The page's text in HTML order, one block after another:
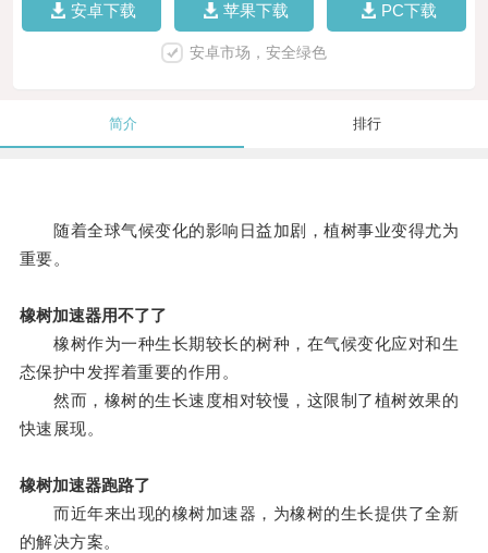
安卓下载 苹果下载 PC下载
安卓市场，安全绿色
简介 排行
随着全球气候变化的影响日益加剧，植树事业变得尤为
重要。
橡树加速器用不了了
橡树作为一种生长期较长的树种，在气候变化应对和生
态保护中发挥着重要的作用。
然而，橡树的生长速度相对较慢，这限制了植树效果的
快速展现。
橡树加速器跑路了
而近年来出现的橡树加速器，为橡树的生长提供了全新
的解决方案。